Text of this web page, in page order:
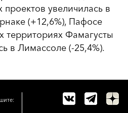
увеличилась в
(+12,6%), Пафосе
территориях Фамагусты
в Лимассоле (-25,4%).